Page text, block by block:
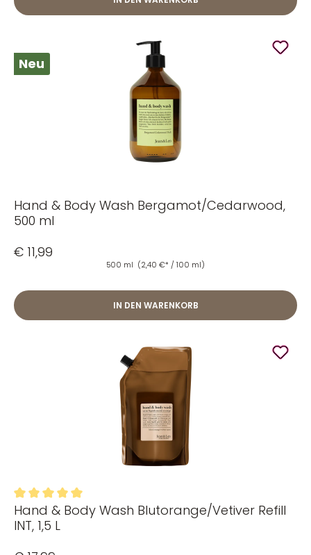
Neu
Hand & Body Wash Bergamot/Cedarwood,
500 ml
€ 11,99
500 ml (2,40 €* / 100 ml)
IN DEN WARENKORB
Durchschnittliche Bewertung von 5 von 5 Sternen
Hand & Body Wash Blutorange/Vetiver Refill
INT, 1,5 L